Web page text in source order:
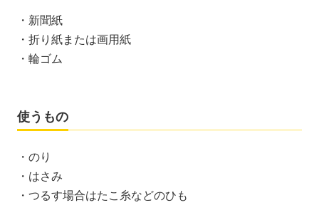
・新聞紙
・折り紙または画用紙
・輪ゴム
使うもの
・のり
・はさみ
・つるす場合はたこ糸などのひも